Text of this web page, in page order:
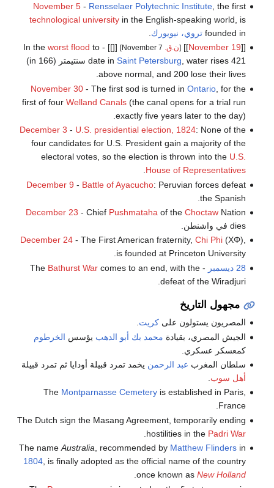
November 5- Rensselaer Polytechnic Institute, the first
technological universityin the English-speaking world, is
founded in تروي، نيويورك
[[
November 19
]]
[ن.ق. [[]] - In the
worst flood to
date in Saint Petersburg
, water rises 421 سنتيمتر (166 in)
above normal, and 200 lose their lives.
November 30- The first sod is turned in Ontario, for the
first of four Welland Canals(the canal opens for a trial run
exactly five years later to the day).
December 3 - U.S. presidential election, 1824: None of the
four candidates for U.S. President gain a majority of the
electoral votes, so the election is thrown into the U.S.
House of Representatives
December 9 - Battle of Ayacucho: Peruvian forces defeat
the Spanish.
December 23 - Chief Pushmataha of the ChoctawNation
dies في واشنطن.
December 24- The First American fraternity, Chi Phi(ΧΦ),
is founded at Princeton University.
28 ديسمبر
- The
Bathurst Warcomes to an end, with the
defeat of the Wiradjuri.
مجهول التاريخ
المصريون يستولون علىكريت.
الجيش المصري، بقيادة محمد بك أبو الدهب يؤسس الخرطوم
كمعسكر عسكري.
سلطان المغرب عبد الرحمن يخمد تمرد قبيلة أودايا ثم تمرد قبيلة
أهل سوب
The Montparnasse Cemeteryis established in Paris,
France.
The Dutch sign the Masang Agreement, temporarily ending
hostilities in the Padri War
The nameAustralia, recommended by Matthew Flindersin
1804, is finally adopted as the official name of the country
once known as New Holland
.